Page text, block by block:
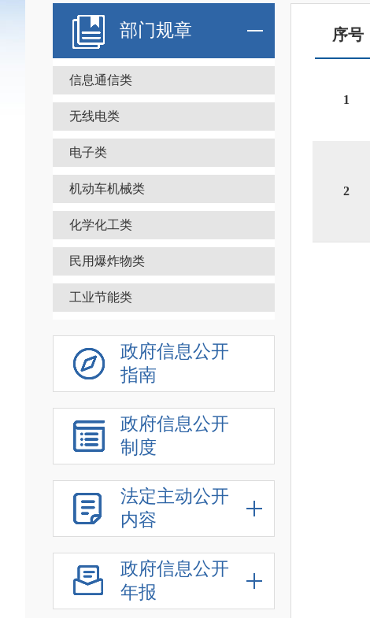
部门规章
信息通信类
无线电类
电子类
机动车机械类
化学化工类
民用爆炸物类
工业节能类
国防科工类
烟草类
行政执法类
新闻出版类
其他类
政府信息公开
指南
政府信息公开
制度
法定主动公开
内容
政府信息公开
年报
序号
1
2